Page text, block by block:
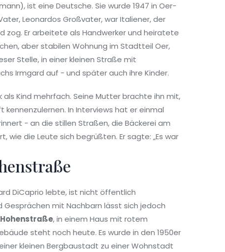
ist eine Deutsche. Sie wurde 1947 in Oer-
Leonardos Großvater, war Italiener, der
zog. Er arbeitete als Handwerker und heiratete
aber stabilen Wohnung im Stadtteil Oer,
Stelle, in einer kleinen Straße mit
Irmgard auf - und später auch ihre Kinder.
Kind mehrfach. Seine Mutter brachte ihn mit,
In Interviews hat er einmal
- an die stillen Straßen, die Bäckerei am
wie die Leute sich begrüßten. Er sagte: „Es war
DiCaprio lebte, ist nicht öffentlich
mit Nachbarn lässt sich jedoch
Hohenstraße, in einem Haus mit rotem
steht noch heute. Es wurde in den 1950er
kleinen Bergbaustadt zu einer Wohnstadt